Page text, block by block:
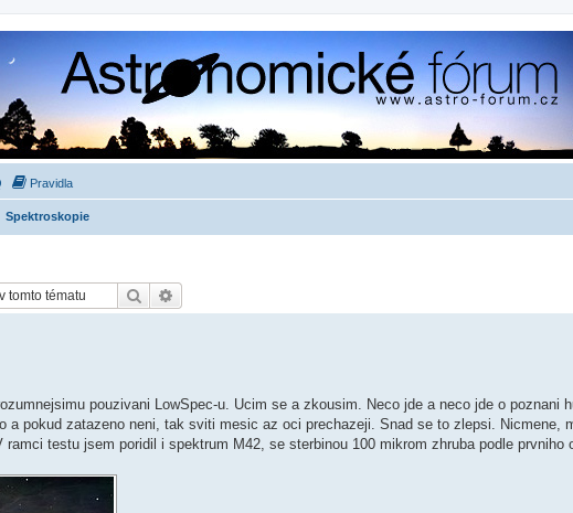
Pravidla
Spektroskopie
Hledat
pouzivani LowSpec-u. Ucim se a zkousim. Neco jde a neco jde o poznani
a pokud zatazeno neni, tak sviti mesic az oci prechazeji. Snad se to zlepsi. Nicmene,
testu jsem poridil i spektrum M42, se sterbinou 100 mikrom zhruba podle prvniho